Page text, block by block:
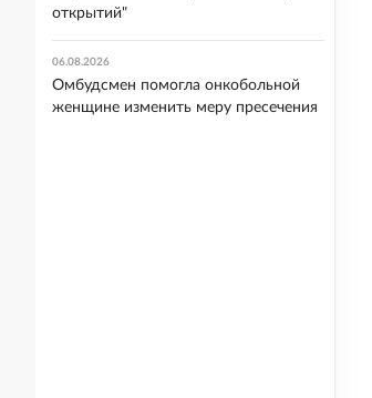
открытий"
06.08.2026
Омбудсмен помогла онкобольной
женщине изменить меру пресечения